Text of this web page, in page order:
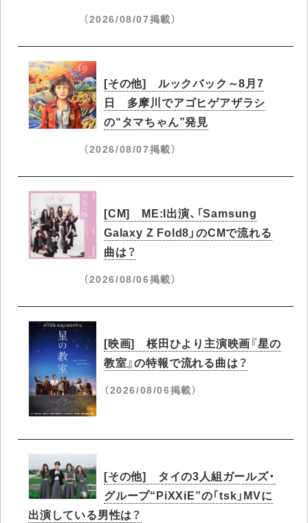
（2026/08/07掲載）
[その他] ルックバック～8月7
日 多摩川でアゴヒゲアザラシ
の“タマちゃん”発見
（2026/08/07掲載）
[CM] ME:I出演、「Samsung
Galaxy Z Fold8」のCMで流れる
曲は？
（2026/08/06掲載）
[映画] 桜田ひより主演映画『星の
教室』の特報で流れる曲は？
（2026/08/06掲載）
[その他] タイの3人組ガールズ・
グループ“PiXXiE”の「tsk」MVに
出演している男性は？